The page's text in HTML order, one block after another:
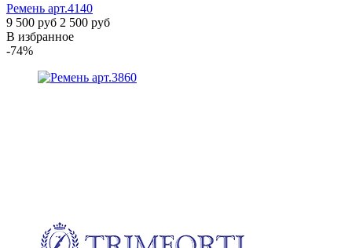
Ремень арт.4140
9 500 руб 2 500 руб
В избранное
-74%